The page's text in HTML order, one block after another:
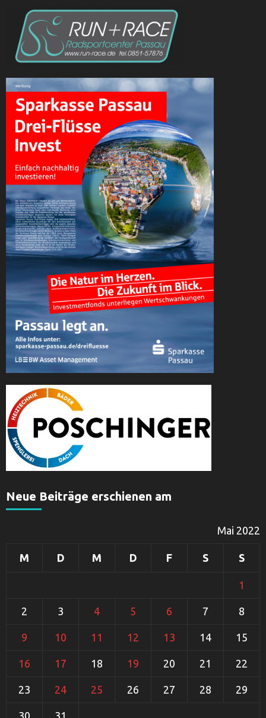
Neue Beiträge erschienen am
Mai 2022
M D M D F S S
1
2 3 4 5 6 7 8
9 10 11 12 13 14 15
16 17 18 19 20 21 22
23 24 25 26 27 28 29